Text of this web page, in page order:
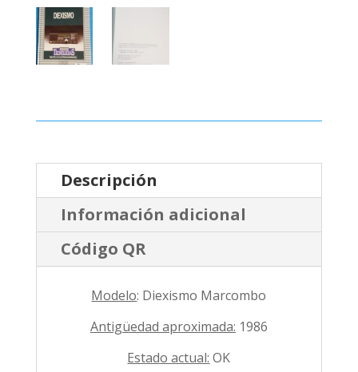
Descripción
Información adicional
Código QR
Modelo: Diexismo Marcombo
Antigüedad aproximada: 1986
Estado actual: OK